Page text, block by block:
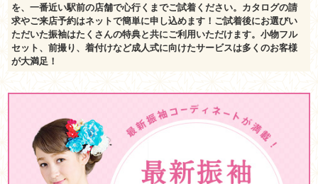
を、一番近い駅前の店舗で心行くまでご試着ください。カタログの請
求やご来店予約はネットで簡単に申し込めます！ご試着後にお選びい
ただいた振袖はたくさんの特典と共にご利用いただけます。小物フル
セット、前撮り、着付けなど成人式に向けたサービスは多くのお客様
が大満足！